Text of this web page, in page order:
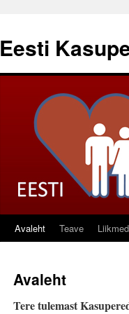
juurde
Eesti
Avaleht Teave Liikmed
Avaleht
Tere tulemast